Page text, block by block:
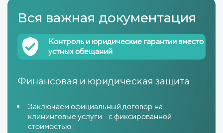
Вся важная документация
Контроль и юридические гарантии вместо
устных обещаний
Финансовая и юридическая защита
Заключаем официальный договор на
клининговые услуги с фиксированной
стоимостью.